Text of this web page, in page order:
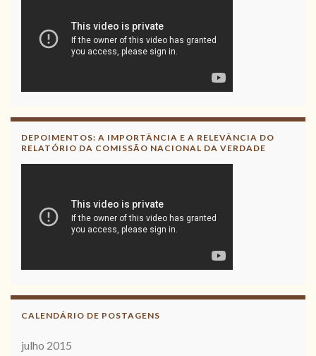
DEPOIMENTOS: A IMPORTÂNCIA E A RELEVÂNCIA DO
RELATÓRIO DA COMISSÃO NACIONAL DA VERDADE
CALENDÁRIO DE POSTAGENS
julho 2015